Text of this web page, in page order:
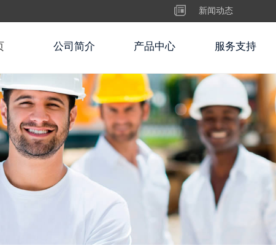
新闻动态
公司简介 产品中心 服务支持